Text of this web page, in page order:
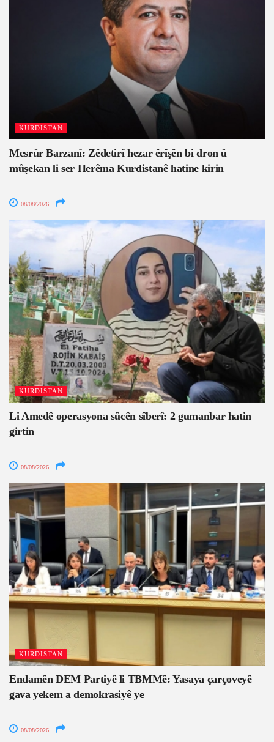
KURDISTAN
Mesrûr Barzanî: Zêdetirî hezar êrîşên bi dron û
mûşekan li ser Herêma Kurdistanê hatine kirin
08/08/2026
KURDISTAN
Li Amedê operasyona sûcên sîberî: 2 gumanbar hatin
girtin
08/08/2026
KURDISTAN
Endamên DEM Partiyê li TBMMê: Yasaya çarçoveyê
gava yekem a demokrasiyê ye
08/08/2026